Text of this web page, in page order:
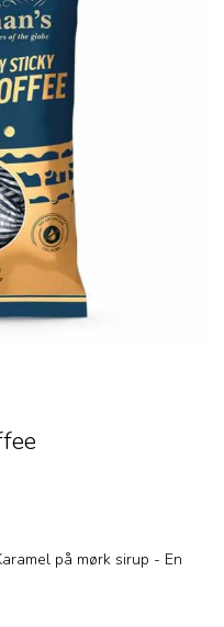
på mørk sirup - En